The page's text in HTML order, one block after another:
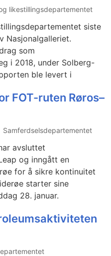
likestillingsdepartementet
siste
Nasjonalgalleriet.
som
i 2018, under Solberg-
ble levert i
FOT-ruten Røros–
Samferdselsdepartementet
avsluttet
og inngått en
for å sikre kontinuitet
starter sine
28. januar.